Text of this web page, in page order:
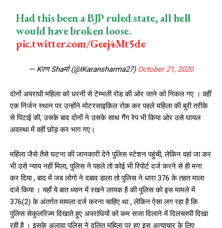
Had this been a BJP ruled state, all hell
would have broken loose.
pic.twitter.com/Geej4Mt5de
— Kरण Shaर्मा (@IKaransharma27) October 21, 2020
दोनों अपराधी महिला को धरनी से टेम्भली रोड की ओर जाने को निकल गए । वहीं
एक निर्जन स्थान पर उन्होंने मोटरसाइकिल रोक कर पहले महिला की बुरी तरीके
से पिटाई की, उसके बाद दोनों ने उसके साथ गैंग रेप भी किया ओर उसे घायल
अवस्था में वहीं छोड़ कर भाग गए।
महिला जैसे तैसे घटना की जानकारी देने पुलिस स्टेशन पहुंची, लेकिन वहां जा कर
भी उसे न्याय नहीं मिला, पुलिस ने पहले तो कोई भी रिपोर्ट दर्ज करने से ही मना
कर दिया , बाद में जब लोगो ने दबाव डाला तो पुलिस ने धारा 376 के तहत माला
दर्ज किया । यहाँ ये बात ध्यान में रखने लायक है की पुलिस को इस मामले में
376(2) के अंतर्गत मामला दर्ज करना चाहिए था , लेकिन ऐसा लग रहा है कि
पुलिस सेकुलरिज्म दिखाते हुए अपराधियों को कम सजा दिलाने में दिलचस्पी दिखा
रही है । इसके अलावा पुलिस ने दलित महिला पर हुए इस अत्याचार के लिए